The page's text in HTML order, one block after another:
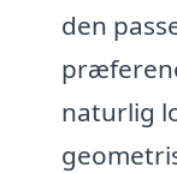
den
naturlig